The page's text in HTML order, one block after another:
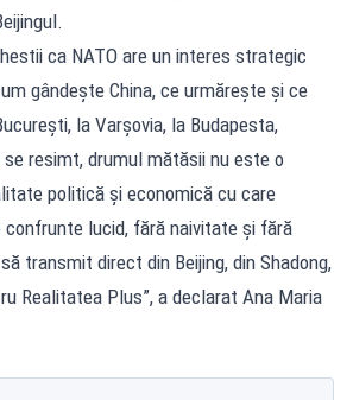
ca NATO are un interes strategic
gândește China, ce urmărește și ce
la Varșovia, la Budapesta,
se resimt, drumul mătăsii nu este o
politică și economică cu care
confrunte lucid, fără naivitate și fără
transmit direct din Beijing, din Shadong,
Realitatea Plus”, a declarat Ana Maria